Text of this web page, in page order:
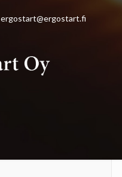
ergostart@ergostart.fi